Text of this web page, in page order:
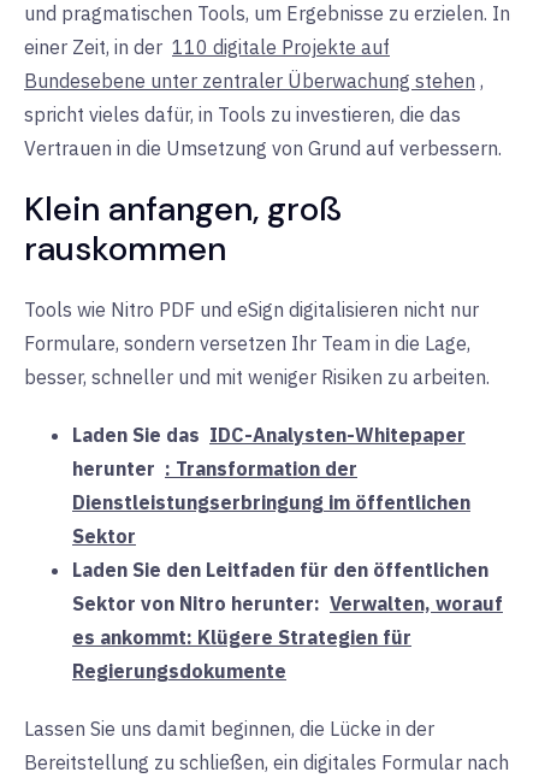
und pragmatischen Tools, um Ergebnisse zu erzielen. In
einer Zeit, in der 110 digitale Projekte auf
Bundesebene unter zentraler Überwachung stehen ,
spricht vieles dafür, in Tools zu investieren, die das
Vertrauen in die Umsetzung von Grund auf verbessern.
Klein anfangen, groß
rauskommen
Tools wie Nitro PDF und eSign digitalisieren nicht nur
Formulare, sondern versetzen Ihr Team in die Lage,
besser, schneller und mit weniger Risiken zu arbeiten.
Laden Sie das IDC-Analysten-Whitepaper
herunter : Transformation der
Dienstleistungserbringung im öffentlichen
Sektor
Laden Sie den Leitfaden für den öffentlichen
Sektor von Nitro herunter: Verwalten, worauf
es ankommt: Klügere Strategien für
Regierungsdokumente
Lassen Sie uns damit beginnen, die Lücke in der
Bereitstellung zu schließen, ein digitales Formular nach